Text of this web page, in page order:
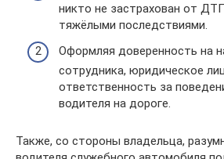
никто не застрахован от
тяжёлыми последствиями.
Оформляя доверенность на
сотрудника, юридическое
ответственность за
водителя на дороге.
Также, со стороны владельца,